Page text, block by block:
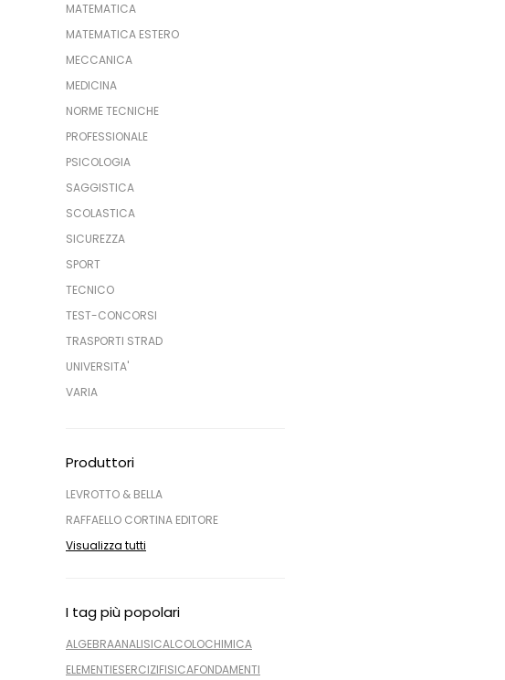
MATEMATICA
MATEMATICA ESTERO
MECCANICA
MEDICINA
NORME TECNICHE
PROFESSIONALE
PSICOLOGIA
SAGGISTICA
SCOLASTICA
SICUREZZA
SPORT
TECNICO
TEST-CONCORSI
TRASPORTI STRAD
UNIVERSITA'
VARIA
Produttori
LEVROTTO & BELLA
RAFFAELLO CORTINA EDITORE
Visualizza tutti
I tag più popolari
ALGEBRAANALISICALCOLOCHIMICA
ELEMENTIESERCIZIFISICAFONDAMENTI